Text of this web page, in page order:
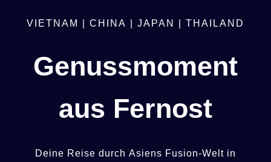
VIETNAM CHINA JAPAN THAILAND
Genussmoment
aus Fernost
Deine Reise durch Asiens Fusion-Welt in